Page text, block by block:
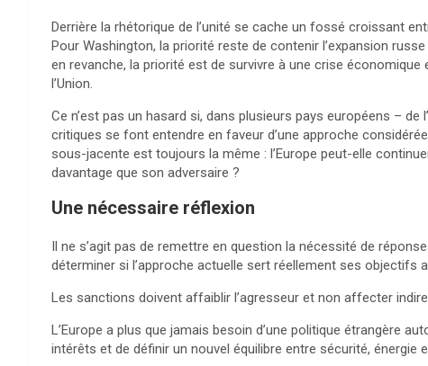
Derrière la rhétorique de l’unité se cache un fossé croissant
Pour Washington, la priorité reste de contenir l’expansion
en revanche, la priorité est de survivre à une crise
l’Union.
Ce n’est pas un hasard si, dans plusieurs pays européens – de
critiques se font entendre en faveur d’une approche
sous-jacente est toujours la même : l’Europe peut-elle
davantage que son adversaire ?
Une nécessaire réflexion
Il ne s’agit pas de remettre en question la nécessité de
déterminer si l’approche actuelle sert réellement ses objectifs
Les sanctions doivent affaiblir l’agresseur et non affecter
L’Europe a plus que jamais besoin d’une politique étrangère
intérêts et de définir un nouvel équilibre entre sécurité, énergie